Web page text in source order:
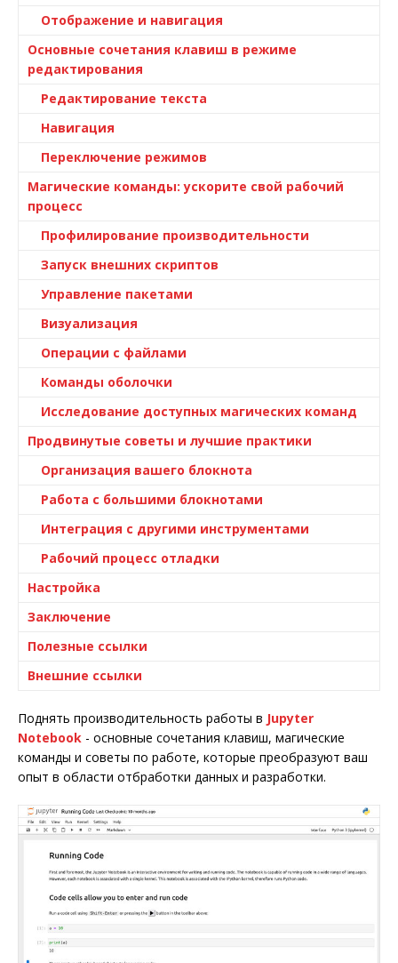
Отображение и навигация
Основные сочетания клавиш в режиме
редактирования
Редактирование текста
Навигация
Переключение режимов
Магические команды: ускорите свой рабочий
процесс
Профилирование производительности
Запуск внешних скриптов
Управление пакетами
Визуализация
Операции с файлами
Команды оболочки
Исследование доступных магических команд
Продвинутые советы и лучшие практики
Организация вашего блокнота
Работа с большими блокнотами
Интеграция с другими инструментами
Рабочий процесс отладки
Настройка
Заключение
Полезные ссылки
Внешние ссылки
Поднять производительность работы в Jupyter
Notebook - основные сочетания клавиш, магические
команды и советы по работе, которые преобразуют ваш
опыт в области отбработки данных и разработки.